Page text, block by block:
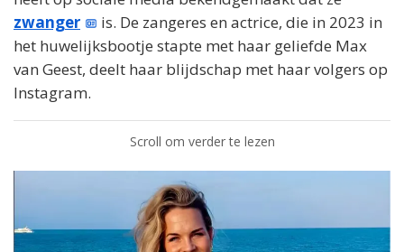
zwanger
is. De zangeres en actrice, die in 2023 in
het huwelijksbootje stapte met haar geliefde Max
van Geest, deelt haar blijdschap met haar volgers op
Instagram.
Scroll om verder te lezen